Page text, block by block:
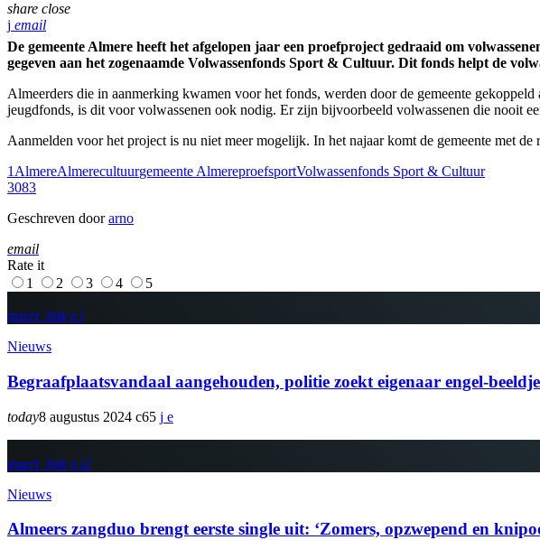
share close
email
De gemeente Almere heeft het afgelopen jaar een proefproject gedraaid om
gegeven aan het zogenaamde Volwassenfonds Sport & Cultuur. Dit fonds helpt de
Almeerders die in aanmerking kwamen voor het fonds, werden door de gemeente
jeugdfonds, is dit voor volwassenen ook nodig. Er zijn bijvoorbeeld volwassenen die nooit
Aanmelden voor het project is nu niet meer mogelijk. In het najaar komt de gemeente met
1AlmereAlmerecultuurgemeente AlmereproefsportVolwassenfonds Sport & Cultuur
3083
Geschreven doorarno
email
Rate it
1
2 3 4 5
insert_link
Nieuws
Begraafplaatsvandaal aangehouden, politie zoekt eigenaar engel-beeldje
today8 augustus 2024 65
insert_link
2
Nieuws
Almeers zangduo brengt eerste single uit: ‘Zomers, opzwepend en